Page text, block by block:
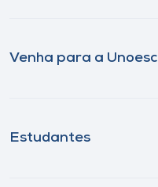
Venha para a Unoesc
Estudantes